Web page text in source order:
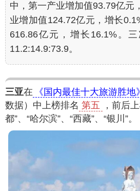
中，第一产业增加值93.79亿元
业增加值124.72亿元，增长
616.86亿元，增长16.1%。
11.2:14.9:73.9。
三亚在 《国内最佳十大旅游胜地》
数据）中上榜排名 第五
，前后
都”、“哈尔滨”、“西藏”、“银川”。